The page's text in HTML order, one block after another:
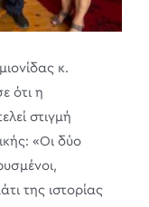
κ.
ότι η
στιγμή
«Οι δύο
της ιστορίας